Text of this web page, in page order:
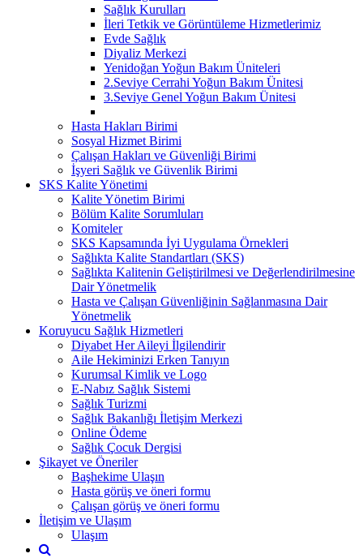
Sağlık Kurulları
İleri Tetkik ve Görüntüleme Hizmetlerimiz
Evde Sağlık
Diyaliz Merkezi
Yenidoğan Yoğun Bakım Üniteleri
2.Seviye Cerrahi Yoğun Bakım Ünitesi
3.Seviye Genel Yoğun Bakım Ünitesi
Hasta Hakları Birimi
Sosyal Hizmet Birimi
Çalışan Hakları ve Güvenliği Birimi
İşyeri Sağlık ve Güvenlik Birimi
SKS Kalite Yönetimi
Kalite Yönetim Birimi
Bölüm Kalite Sorumluları
Komiteler
SKS Kapsamında İyi Uygulama Örnekleri
Sağlıkta Kalite Standartları (SKS)
Sağlıkta Kalitenin Geliştirilmesi ve Değerlendirilmesine
Dair Yönetmelik
Hasta ve Çalışan Güvenliğinin Sağlanmasına Dair
Yönetmelik
Koruyucu Sağlık Hizmetleri
Diyabet Her Aileyi İlgilendirir
Aile Hekiminizi Erken Tanıyın
Kurumsal Kimlik ve Logo
E-Nabız Sağlık Sistemi
Sağlık Turizmi
Sağlık Bakanlığı İletişim Merkezi
Online Ödeme
Sağlık Çocuk Dergisi
Şikayet ve Öneriler
Başhekime Ulaşın
Hasta görüş ve öneri formu
Çalışan görüş ve öneri formu
İletişim ve Ulaşım
Ulaşım